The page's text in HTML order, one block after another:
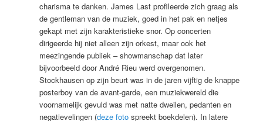
charisma te danken. James Last profileerde zich graag als
de gentleman van de muziek, goed in het pak en netjes
gekapt met zijn karakteristieke snor. Op concerten
dirigeerde hij niet alleen zijn orkest, maar ook het
meezingende publiek – showmanschap dat later
bijvoorbeeld door André Rieu werd overgenomen.
Stockhausen op zijn beurt was in de jaren vijftig de knappe
posterboy van de avant-garde, een muziekwereld die
voornamelijk gevuld was met natte dweilen, pedanten en
negatievelingen (deze fotospreekt boekdelen). In latere